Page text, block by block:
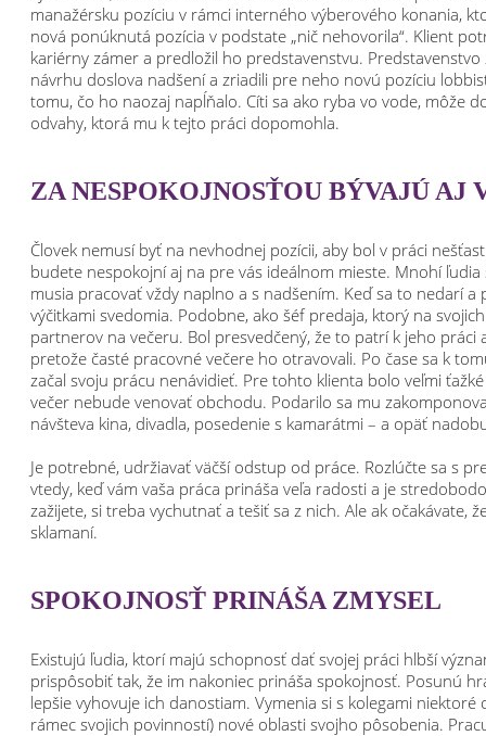
manažérsku pozíciu v rámci interného výberového konania,
nová ponúknutá pozícia v podstate „nič nehovorila“. Klient
kariérny zámer a predložil ho predstavenstvu.
návrhu doslova nadšení a zriadili pre neho novú pozíciu
tomu, čo ho naozaj napĺňalo. Cíti sa ako ryba vo vode, môže
odvahy, ktorá mu k tejto práci dopomohla.
ZA NESPOKOJNOSŤOU BÝVAJÚ AJ
Človek nemusí byť na nevhodnej pozícii, aby bol v práci
budete nespokojní aj na pre vás ideálnom mieste. Mnohí
musia pracovať vždy naplno a s nadšením. Keď sa to nedarí
výčitkami svedomia. Podobne, ako šéf predaja, ktorý na
partnerov na večeru. Bol presvedčený, že to patrí k jeho
pretože časté pracovné večere ho otravovali. Po čase sa k
začal svoju prácu nenávidieť. Pre tohto klienta bolo veľmi
večer nebude venovať obchodu. Podarilo sa mu
návšteva kina, divadla, posedenie s kamarátmi – a opäť
Je potrebné, udržiavať väčší odstup od práce. Rozlúčte sa s
vtedy, keď vám vaša práca prináša veľa radosti a je
zažijete, si treba vychutnať a tešiť sa z nich. Ale ak
sklamaní.
SPOKOJNOSŤ PRINÁŠA ZMYSEL
Existujú ľudia, ktorí majú schopnosť dať svojej práci hlbší
prispôsobiť tak, že im nakoniec prináša spokojnosť. Posunú
lepšie vyhovuje ich danostiam. Vymenia si s kolegami
rámec svojich povinností) nové oblasti svojho pôsobenia.